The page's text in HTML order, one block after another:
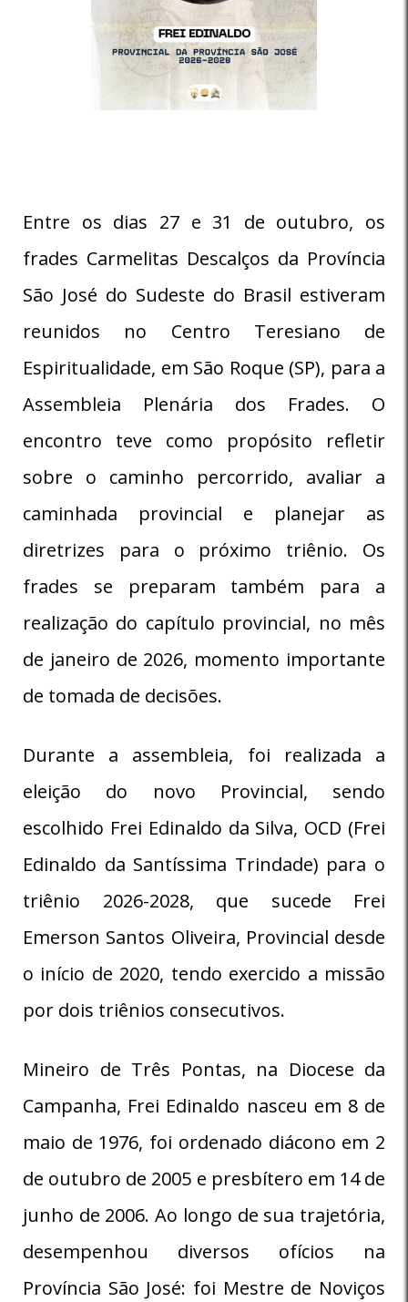
Entre os dias 27 e 31 de outubro, os
frades Carmelitas Descalços da Província
São José do Sudeste do Brasil estiveram
reunidos no Centro Teresiano de
Espiritualidade, em São Roque (SP), para a
Assembleia Plenária dos Frades. O
encontro teve como propósito refletir
sobre o caminho percorrido, avaliar a
caminhada provincial e planejar as
diretrizes para o próximo triênio. Os
frades se preparam também para a
realização do capítulo provincial, no mês
de janeiro de 2026, momento importante
de tomada de decisões.
Durante a assembleia, foi realizada a
eleição do novo Provincial, sendo
escolhido Frei Edinaldo da Silva, OCD (Frei
Edinaldo da Santíssima Trindade) para o
triênio 2026-2028, que sucede Frei
Emerson Santos Oliveira, Provincial desde
o início de 2020, tendo exercido a missão
por dois triênios consecutivos.
Mineiro de Três Pontas, na Diocese da
Campanha, Frei Edinaldo nasceu em 8 de
maio de 1976, foi ordenado diácono em 2
de outubro de 2005 e presbítero em 14 de
junho de 2006. Ao longo de sua trajetória,
desempenhou diversos ofícios na
Província São José: foi Mestre de Noviços